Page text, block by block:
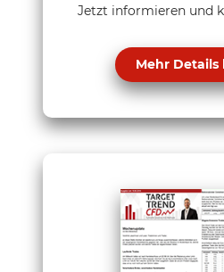
Jetzt informieren und
Mehr Details